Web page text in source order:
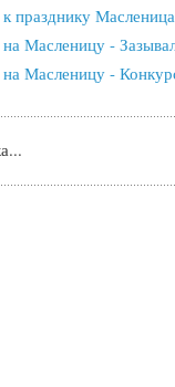
празднику
Масленицу -
Масленицу -